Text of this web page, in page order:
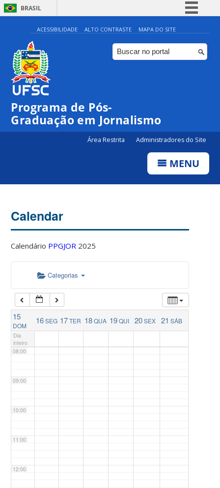
BRASIL
Simplifique!
Comunica BR
Participe
ACESSIBILIDADE ALTO CONTRASTE MAPA DO SITE
Programa de Pós-
Graduação em Jornalismo
Área Restrita Administradores do Site
MENU
Calendar
Calendário PPGJOR 2025
Categorias
15
DOM
16SEG 17TER 18QUA 19QUI 20SEX 21 SÁB
Dia
inteiro
00:00
05:00
06:00
07:00
08:00
09:00
10:00
11:00
12:00